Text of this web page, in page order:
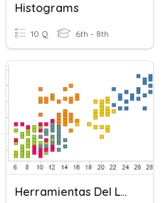
Histograms
10 Q 6th - 8th
Herramientas Del Laboratorio Y Graficas